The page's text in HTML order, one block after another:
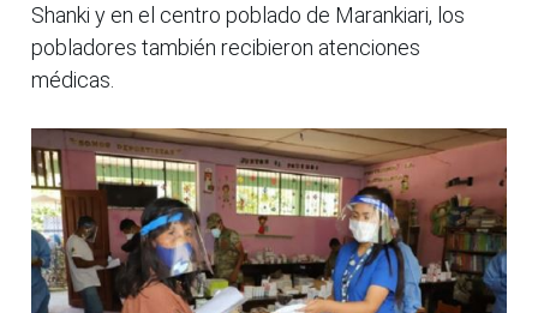
Shanki y en el centro poblado de Marankiari, los
pobladores también recibieron atenciones
médicas.